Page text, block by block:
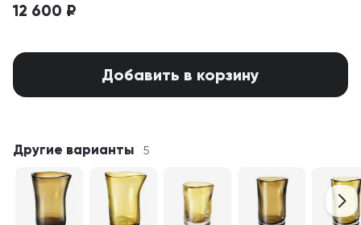
12 600 ₽
Добавить в корзину
Другие варианты 5